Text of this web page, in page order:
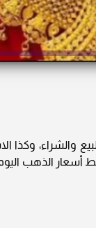
وكذا
نشرة دورية تتضمن متوسط